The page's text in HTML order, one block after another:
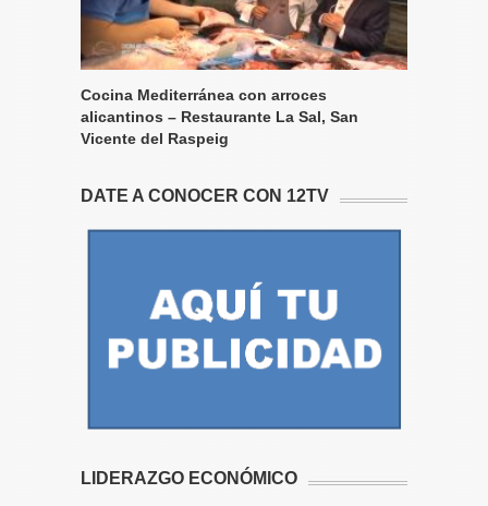
Cocina Mediterránea con arroces
alicantinos – Restaurante La Sal, San
Vicente del Raspeig
DATE A CONOCER CON 12TV
LIDERAZGO ECONÓMICO